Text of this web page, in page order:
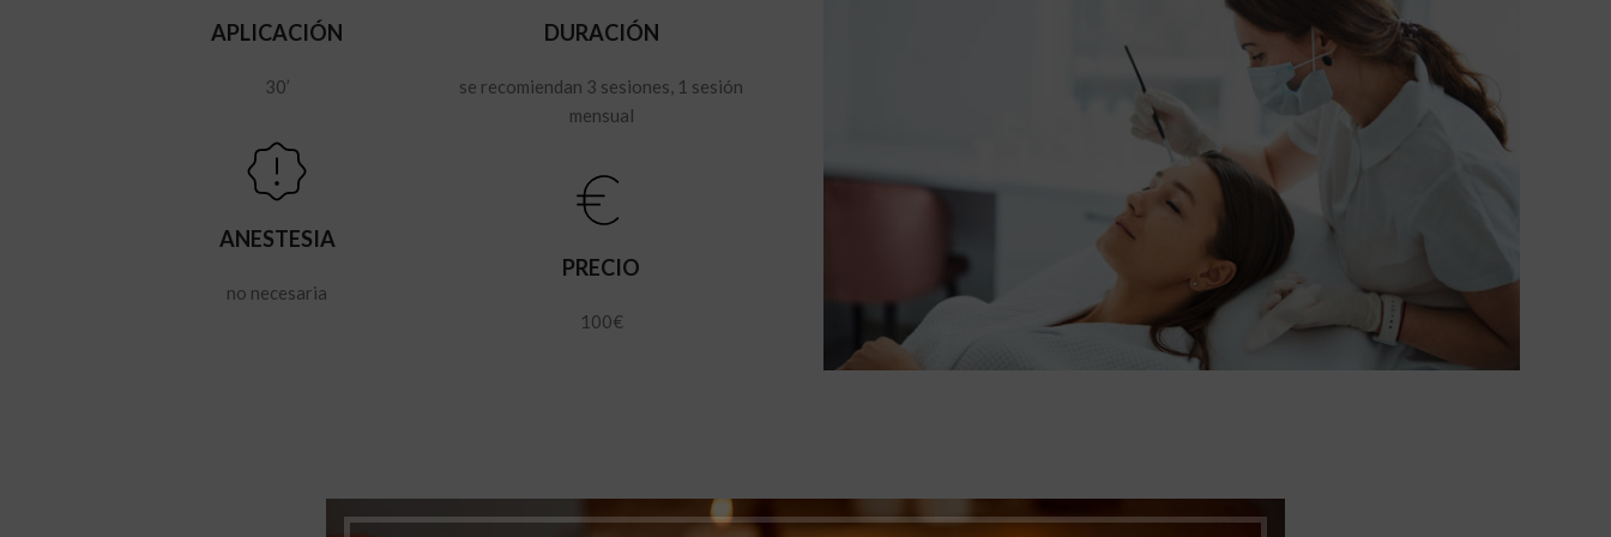
Estética Oncológica
APLICACIÓN
30’
ANESTESIA
no necesaria
DURACIÓN
se recomiendan 3 sesiones, 1 sesión
mensual
PRECIO
100€